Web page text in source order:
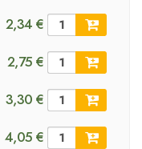
2,34 €
2,75 €
3,30 €
4,05 €